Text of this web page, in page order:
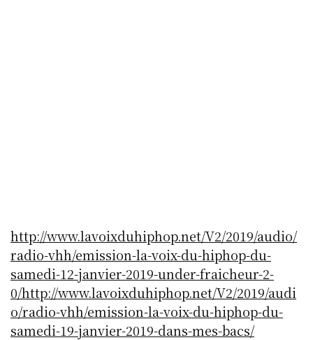
http://www.lavoixduhiphop.net/V2/2019/audio/
radio-vhh/emission-la-voix-du-hiphop-du-
samedi-12-janvier-2019-under-fraicheur-2-
0/http://www.lavoixduhiphop.net/V2/2019/audi
o/radio-vhh/emission-la-voix-du-hiphop-du-
samedi-19-janvier-2019-dans-mes-bacs/